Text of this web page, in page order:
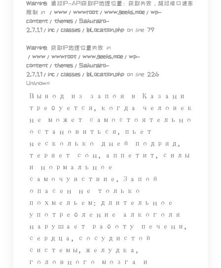
Warning: 通过IP-API获取IP地理位置：获取失败，超过接口速率
限制 in
/www/wwwroot/www.geeks.moe/wp-
content/themes/Sakurairo-
2.7.1.1/inc/classes/IpLocation.phpon line 79
Warning: 获取IP地理位置失败 in
/www/wwwroot/www.geeks.moe/wp-
content/themes/Sakurairo-
2.7.1.1/inc/classes/IpLocation.phpon line 226
Unknown
Вывод из запоя в Казани
требуется, когда человек
не может самостоятельно
остановиться, пьет
несколько дней подряд,
теряет сон, аппетит, силы
и нормальное
самочувствие. Запой
опасен не только
похмельем: длительное
употребление алкоголя
нарушает работу печени,
сердца, сосудистой
системы, желудка,
головного мозга и